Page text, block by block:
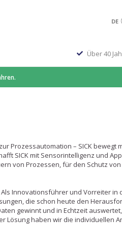
DE
Über 40
Prozessautomation – SICK bewegt
SICK mit Sensorintelligenz und
von Prozessen, für den Schutz
Innovationsführer und Vorreiter in
die schon heute den
gewinnt und in Echtzeit
Lösung haben wir die individuellen